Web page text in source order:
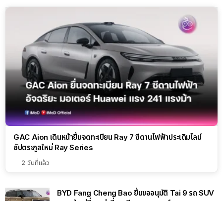
GAC Aion เดินหน้ายื่นจดทะเบียน Ray 7 ซีดานไฟฟ้าประเดิมไลน์
อัปตระกูลใหม่ Ray Series
2 วันที่แล้ว
BYD Fang Cheng Bao ยื่นขออนุมัติ Tai 9 รถ SUV